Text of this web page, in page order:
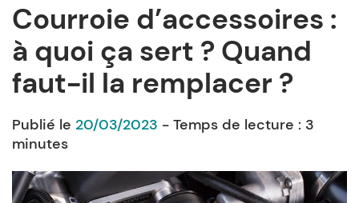
Courroie d’accessoires :
à quoi ça sert ? Quand
faut-il la remplacer ?
Publié le 20/03/2023 - Temps de lecture : 3
minutes